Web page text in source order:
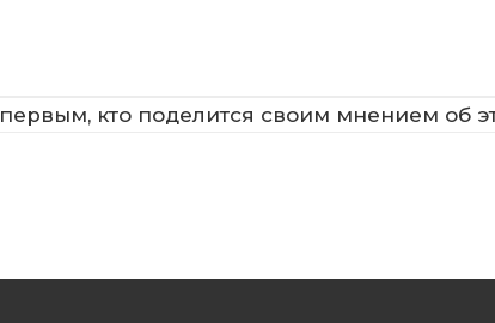
кто поделится своим мнением об